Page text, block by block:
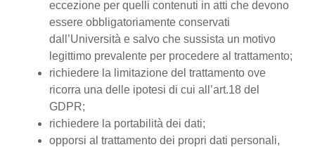
eccezione per quelli contenuti in atti che devono
essere obbligatoriamente conservati
dall’Università e salvo che sussista un motivo
legittimo prevalente per procedere al trattamento;
richiedere la limitazione del trattamento ove
ricorra una delle ipotesi di cui all’art.18 del
GDPR;
richiedere la portabilità dei dati;
opporsi al trattamento dei propri dati personali,